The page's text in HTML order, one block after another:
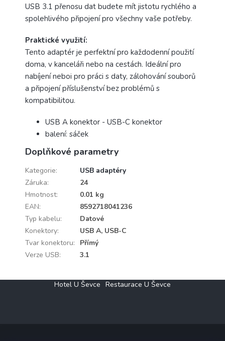
USB 3.1 přenosu dat budete mít jistotu rychlého a
spolehlivého připojení pro všechny vaše potřeby.
Praktické využití:
Tento adaptér je perfektní pro každodenní použití
doma, v kanceláři nebo na cestách. Ideální pro
nabíjení neboi pro práci s daty, zálohování souborů
a připojení příslušenství bez problémů s
kompatibilitou.
USB A konektor - USB-C konektor
balení: sáček
Doplňkové parametry
Kategorie:
USB adaptéry
Záruka:
24
Hmotnost:
0.01 kg
EAN:
8592718041236
Typ kabelu:
Datové
Konektory:
USB A, USB-C
Tvar konektoru:
Přímý
Verze USB: 3.1
Hotel U Ševce Restaurace U Ševce